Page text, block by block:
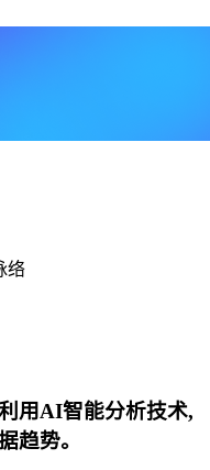
络
用AI智能分析技术,
趋势。